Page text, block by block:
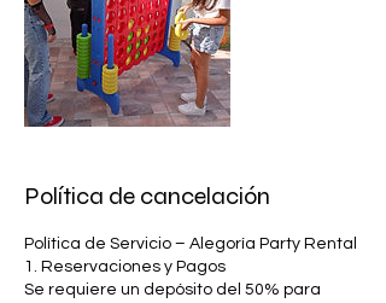
Política de cancelación
Política de Servicio – Alegoría Party Rental
1. Reservaciones y Pagos
Se requiere un depósito del 50% para